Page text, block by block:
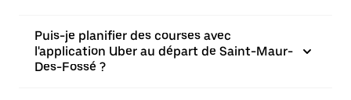
Puis-je planifier des courses avec
l'application Uber au départ de Saint-Maur-
Des-Fossé ?